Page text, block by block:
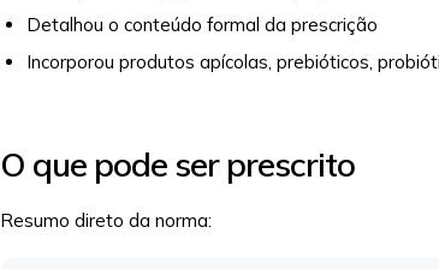
Detalhou o conteúdo formal da prescrição
Incorporou produtos apícolas, prebióticos,
O que pode ser prescrito
Resumo direto da norma: